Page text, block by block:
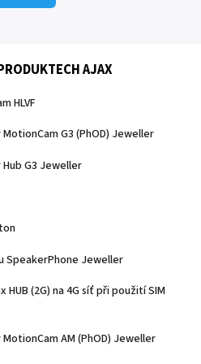
AJAX
HLVF
G3 (PhOD) Jeweller
G3 Jeweller
SpeakerPhone Jeweller
(2G) na 4G síť při použití SIM
AM (PhOD) Jeweller